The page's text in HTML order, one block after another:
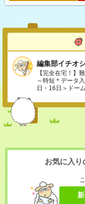
編集部イチオ
【完全在宅！】
～時短＊データ
日・16日＞ドー
お気に入り